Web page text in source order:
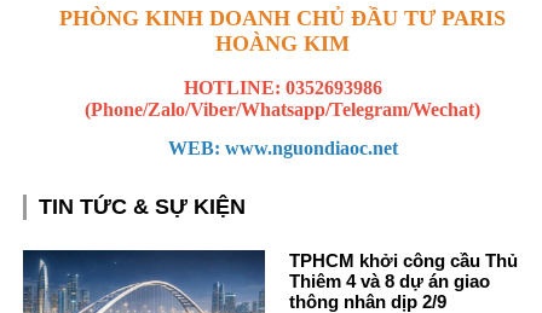
PHÒNG KINH DOANH CHỦ ĐẦU TƯ PARIS
HOÀNG KIM
HOTLINE: 0352693986
(Phone/Zalo/Viber/Whatsapp/Telegram/Wechat)
WEB: www.nguondiaoc.net
TIN TỨC & SỰ KIỆN
TPHCM khởi công cầu Thủ
Thiêm 4 và 8 dự án giao
thông nhân dịp 2/9